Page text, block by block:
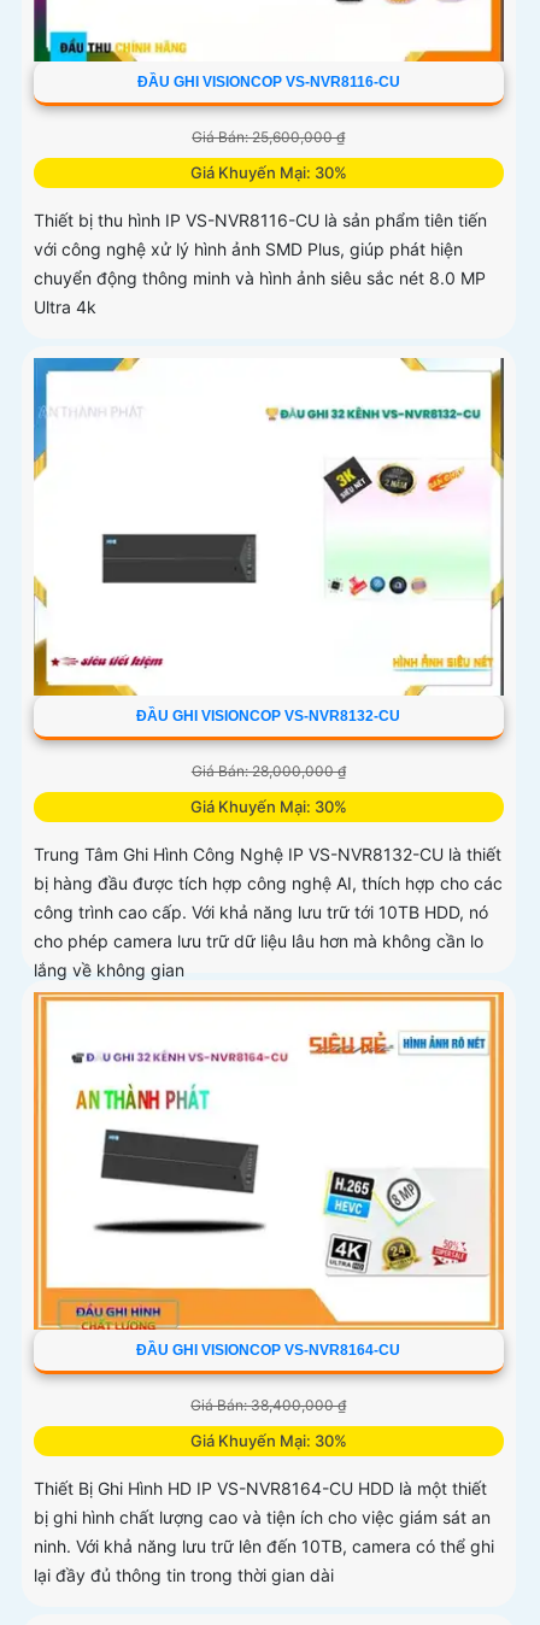
ĐẦU GHI VISIONCOP VS-NVR8116-CU
Giá Bán: 25,600,000 ₫
Giá Khuyến Mại: 30%
Thiết bị thu hình IP VS-NVR8116-CU là sản phẩm tiên tiến
với công nghệ xử lý hình ảnh SMD Plus, giúp phát hiện
chuyển động thông minh và hình ảnh siêu sắc nét 8.0 MP
Ultra 4k
ĐẦU GHI VISIONCOP VS-NVR8132-CU
Giá Bán: 28,000,000 ₫
Giá Khuyến Mại: 30%
Trung Tâm Ghi Hình Công Nghệ IP VS-NVR8132-CU là thiết
bị hàng đầu được tích hợp công nghệ AI, thích hợp cho các
công trình cao cấp. Với khả năng lưu trữ tới 10TB HDD, nó
cho phép camera lưu trữ dữ liệu lâu hơn mà không cần lo
lắng về không gian
ĐẦU GHI VISIONCOP VS-NVR8164-CU
Giá Bán: 38,400,000 ₫
Giá Khuyến Mại: 30%
Thiết Bị Ghi Hình HD IP VS-NVR8164-CU HDD là một thiết
bị ghi hình chất lượng cao và tiện ích cho việc giám sát an
ninh. Với khả năng lưu trữ lên đến 10TB, camera có thể ghi
lại đầy đủ thông tin trong thời gian dài